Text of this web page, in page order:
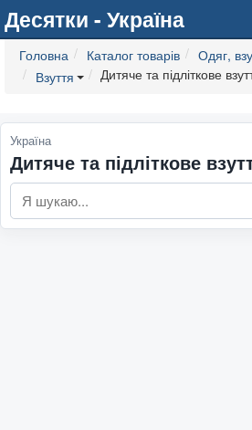
Десятки - Україна
Головна Каталог товарів
Одяг,
Взуття
Дитяче та підліткове
Україна
Дитяче та підліткове